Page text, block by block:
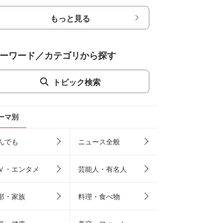
もっと見る
ワード／カテゴリから探す
トピック検索
マ別
でも ニュース全般
・エンタメ 芸能人・有名人
・家族 料理・食べ物